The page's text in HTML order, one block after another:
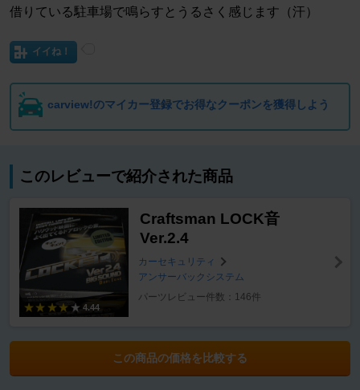
借りている駐車場で鳴らすとうるさく感じます（汗）
イイね！
carview!のマイカー登録でお得なクーポンを獲得しよう
このレビューで紹介された商品
4.44
Craftsman LOCK音
Ver.2.4
カーセキュリティ
アンサーバックシステム
パーツレビュー件数：146件
この商品の価格を比較する